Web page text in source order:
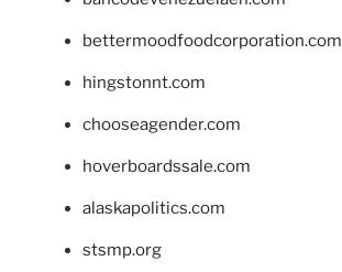
bettermoodfoodcorporation.com
hingstonnt.com
chooseagender.com
hoverboardssale.com
alaskapolitics.com
stsmp.org